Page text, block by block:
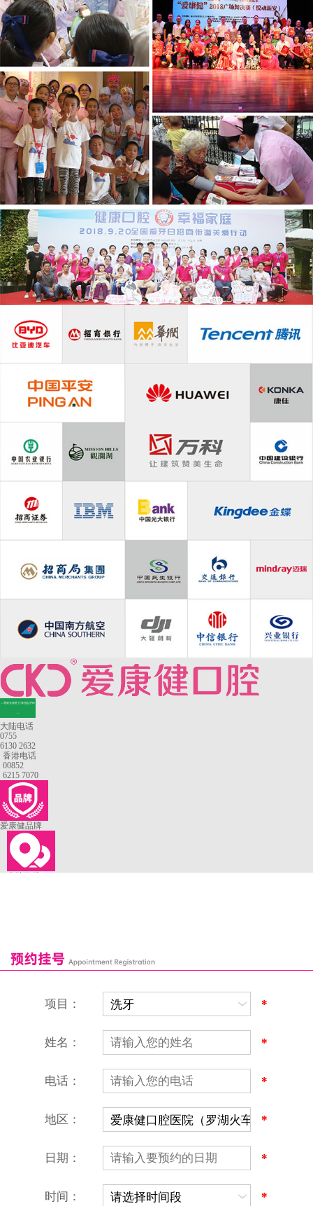
—香港长者医疗券指定牙科
大陆电话
0755
6130 2632
香港电话
00852
6215 7070
爱康健品牌
恒乐口腔诊所
富港口腔诊所
营业时间：9:00-18:00
（节假日照常上班）
微信线上预约：aikangjian1995
项目： *
姓名： *
电话： *
地区： *
日期： *
时间： *